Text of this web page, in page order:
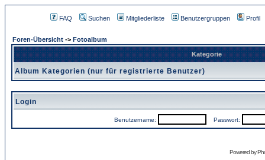
FAQ Suchen Mitgliederliste Benutzergruppen Profil
Foren-Übersicht -> Fotoalbum
Kategorie
Album Kategorien (nur für registrierte Benutzer)
Login
Benutzername: Passwort:
Powered by